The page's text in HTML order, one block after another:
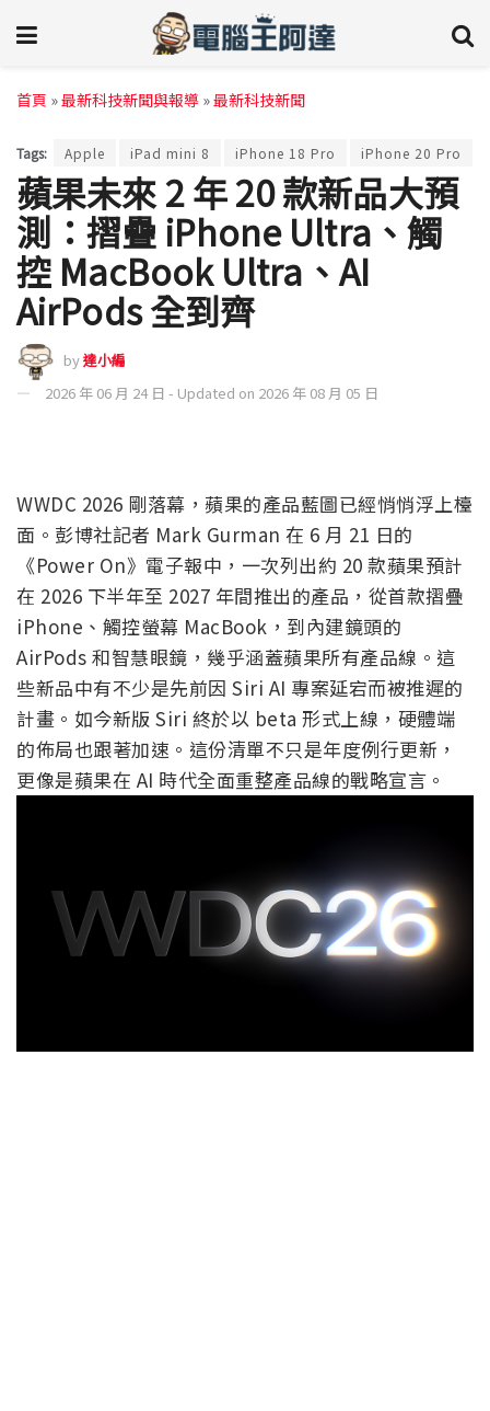
首頁 »最新科技新聞與報導 »最新科技新聞
Tags: Apple iPad mini 8 iPhone 18 Pro iPhone 20 Pro
蘋果未來 2 年 20 款新品大預
測：摺疊 iPhone Ultra、觸
控 MacBook Ultra、AI
AirPods 全到齊
by達小編
2026 年 06 月 24 日 - Updated on 2026 年 08 月 05 日
WWDC 2026 剛落幕，蘋果的產品藍圖已經悄悄浮上檯
面。彭博社記者 Mark Gurman 在 6 月 21 日的
《Power On》電子報中，一次列出約 20 款蘋果預計
在 2026 下半年至 2027 年間推出的產品，從首款摺疊
iPhone、觸控螢幕 MacBook，到內建鏡頭的
AirPods 和智慧眼鏡，幾乎涵蓋蘋果所有產品線。這
些新品中有不少是先前因 Siri AI 專案延宕而被推遲的
計畫。如今新版 Siri 終於以 beta 形式上線，硬體端
的佈局也跟著加速。這份清單不只是年度例行更新，
更像是蘋果在 AI 時代全面重整產品線的戰略宣言。